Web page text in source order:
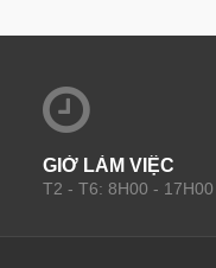
GIỜ LÀM VIỆC
T2 - T6: 8H00 - 17H00